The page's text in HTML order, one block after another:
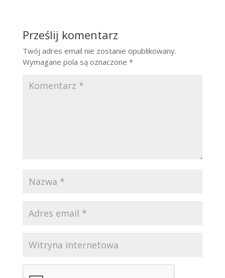
Prześlij komentarz
Twój adres email nie zostanie opublikowany.
Wymagane pola są oznaczone *